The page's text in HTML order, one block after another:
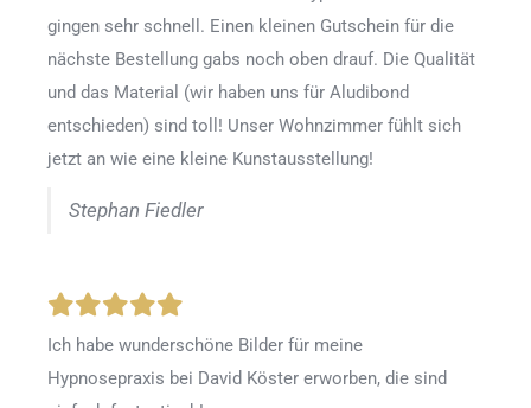
gingen sehr schnell. Einen kleinen Gutschein für die
nächste Bestellung gabs noch oben drauf. Die Qualität
und das Material (wir haben uns für Aludibond
entschieden) sind toll! Unser Wohnzimmer fühlt sich
jetzt an wie eine kleine Kunstausstellung!
Stephan Fiedler
Ich habe wunderschöne Bilder für meine
Hypnosepraxis bei David Köster erworben, die sind